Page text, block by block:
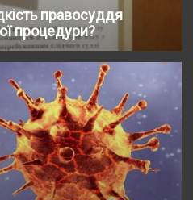
правосуддя
процедури?